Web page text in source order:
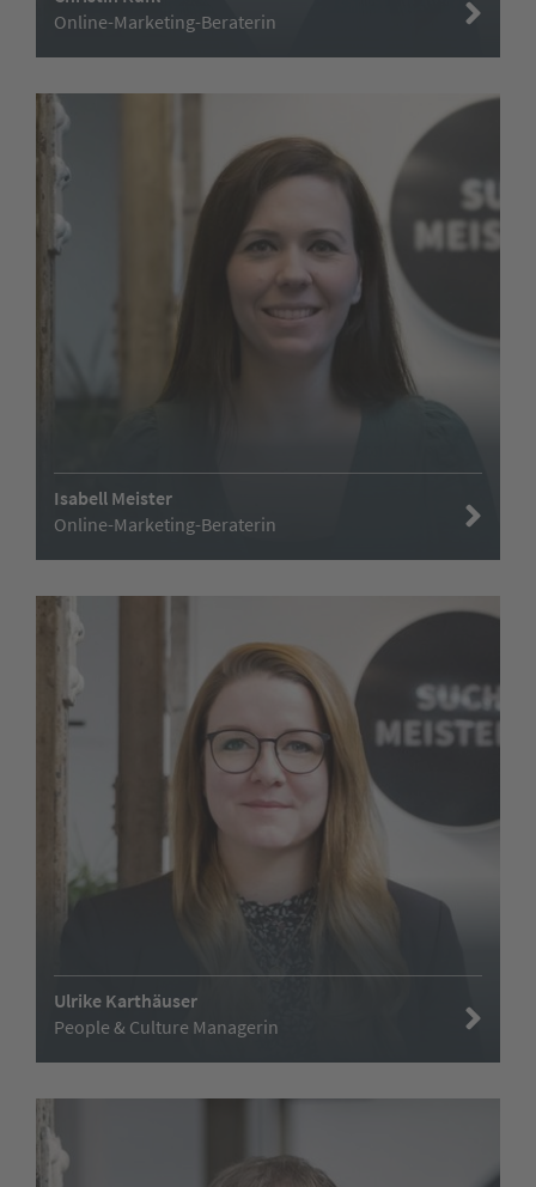
Online-Marketing-Beraterin
Isabell Meister
Online-Marketing-Beraterin
Ulrike Karthäuser
People & Culture Managerin